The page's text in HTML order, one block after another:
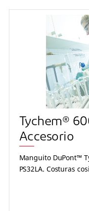
Tychem®
Accesorio
Manguito DuPont™
PS32LA. Costuras